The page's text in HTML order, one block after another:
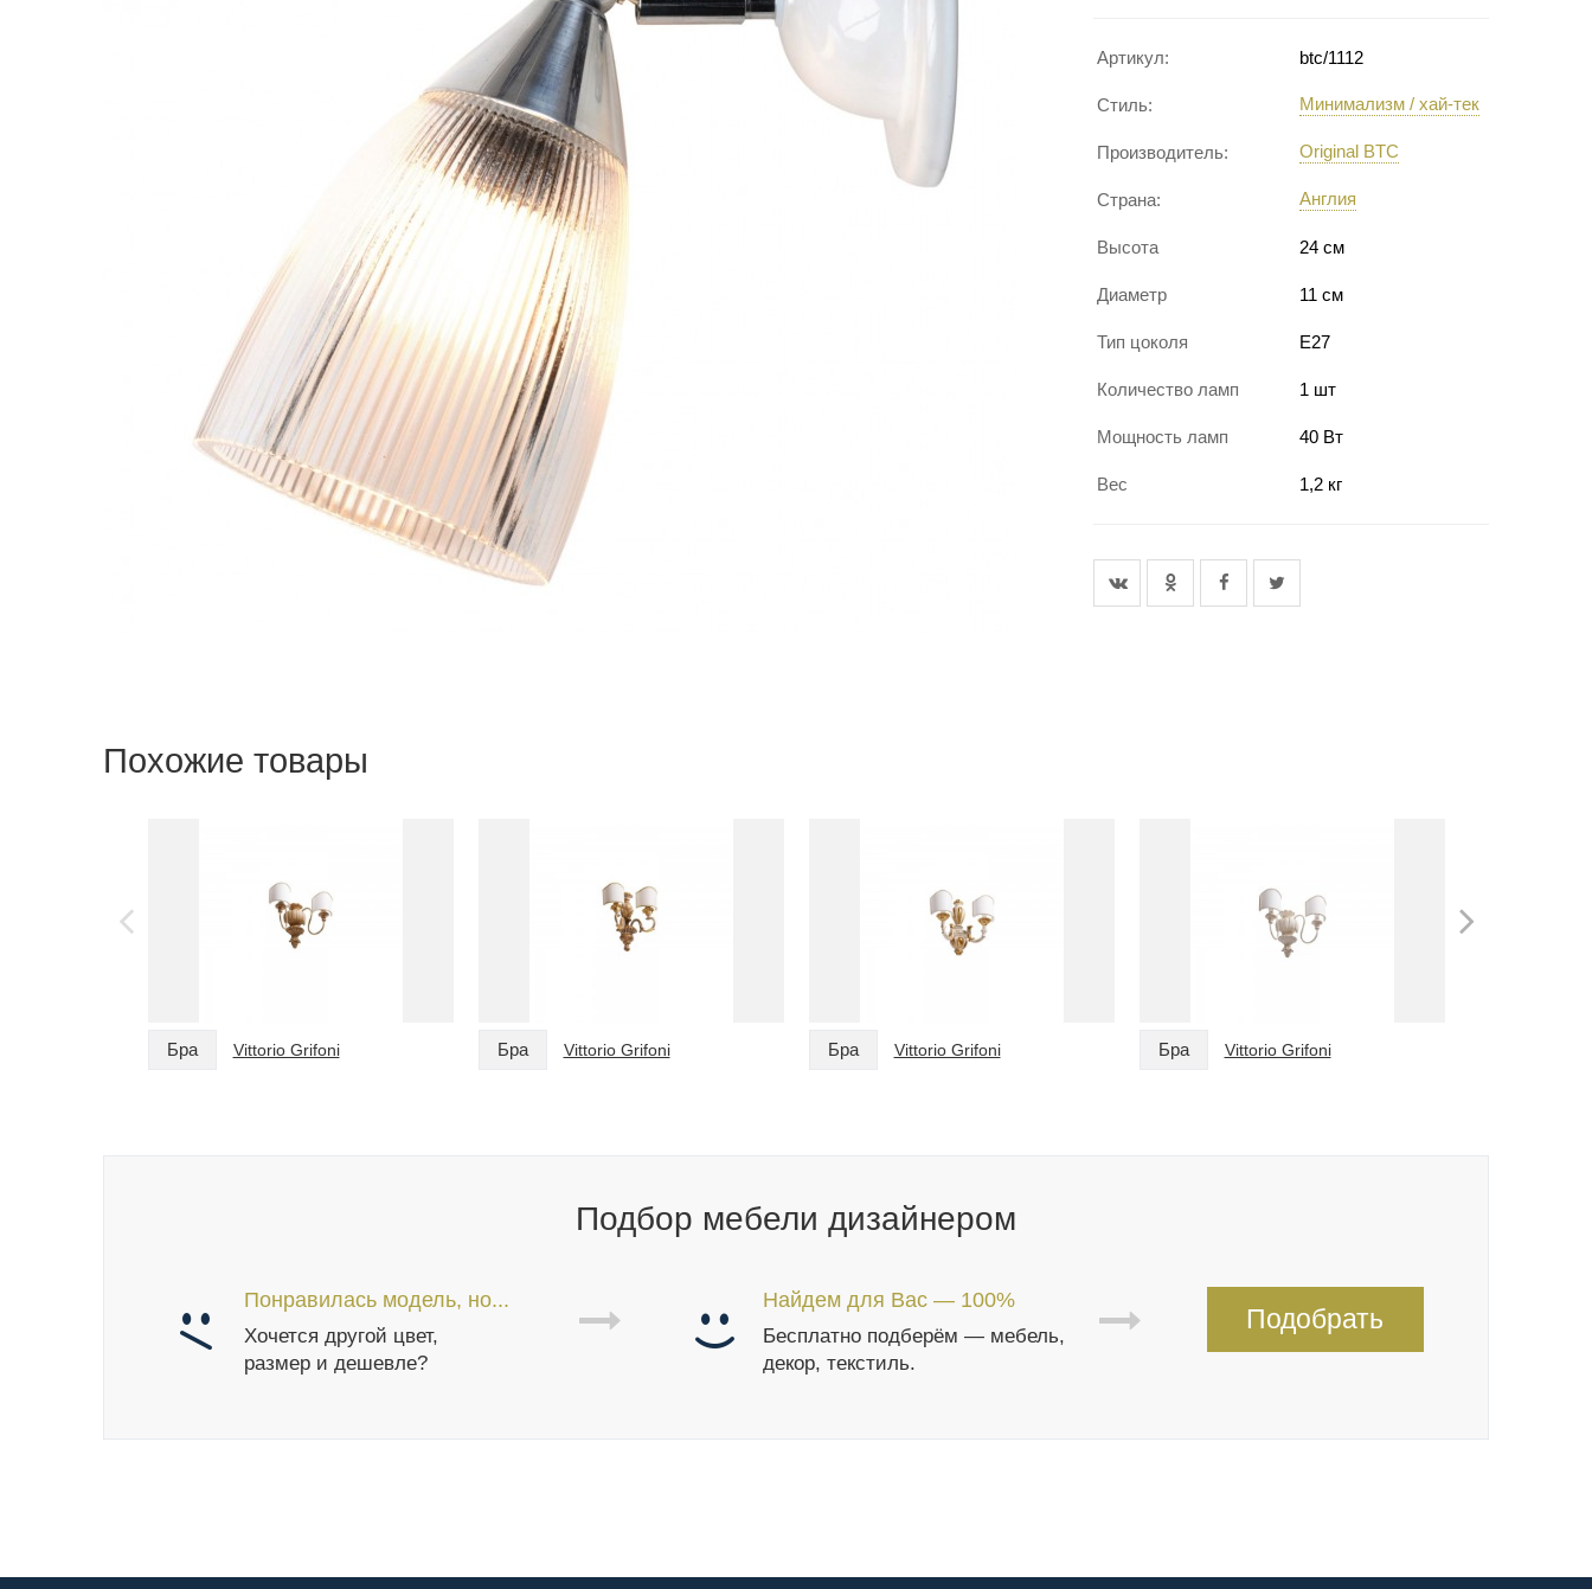
Артикул: btc/1112
Стиль: Минимализм / хай-тек
Производитель: Original BTC
Страна: Англия
Высота 24 см
Диаметр 11 см
Тип цоколя E27
Количество ламп 1 шт
Мощность ламп 40 Вт
Вес 1,2 кг
Похожие товары
Бра Vittorio Grifoni Бра Vittorio Grifoni Бра Vittorio Grifoni Бра Vittorio Grifoni
Подбор мебели дизайнером
Понравилась модель, но...
Хочется другой цвет,
размер и дешевле?
Найдем для Вас — 100%
Бесплатно подберём — мебель,
декор, текстиль.
Подобрать